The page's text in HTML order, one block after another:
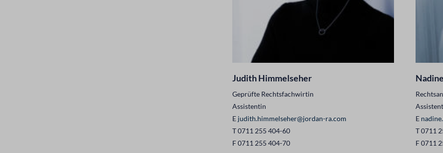
Judith Himmelseher
Geprüfte Rechtsfachwirtin
Assistentin
E judith.himmelseher@jordan-ra.com
T 0711 255 404-60
F 0711 255 404-70
E
T 0711
F 0711